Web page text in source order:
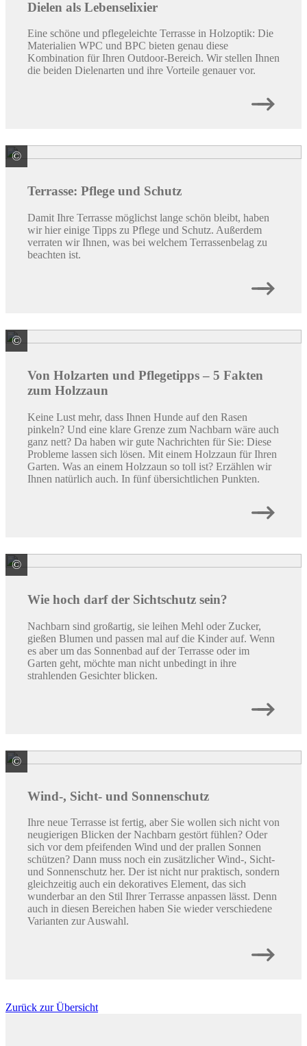
Dielen als Lebenselixier
Eine schöne und pflegeleichte Terrasse in Holzoptik: Die
Materialien WPC und BPC bieten genau diese
Kombination für Ihren Outdoor-Bereich. Wir stellen Ihnen
die beiden Dielenarten und ihre Vorteile genauer vor.
© © M.Dörr & M.Frommherz / stock.adobe.com
Terrasse: Pflege und Schutz
Damit Ihre Terrasse möglichst lange schön bleibt, haben
wir hier einige Tipps zu Pflege und Schutz. Außerdem
verraten wir Ihnen, was bei welchem Terrassenbelag zu
beachten ist.
© Mercer Torgau GmbH & Co. KG
Von Holzarten und Pflegetipps – 5 Fakten
zum Holzzaun
Keine Lust mehr, dass Ihnen Hunde auf den Rasen
pinkeln? Und eine klare Grenze zum Nachbarn wäre auch
ganz nett? Da haben wir gute Nachrichten für Sie: Diese
Probleme lassen sich lösen. Mit einem Holzzaun für Ihren
Garten. Was an einem Holzzaun so toll ist? Erzählen wir
Ihnen natürlich auch. In fünf übersichtlichen Punkten.
© Bernd Jorkisch GmbH & Co. KG
Wie hoch darf der Sichtschutz sein?
Nachbarn sind großartig, sie leihen Mehl oder Zucker,
gießen Blumen und passen mal auf die Kinder auf. Wenn
es aber um das Sonnenbad auf der Terrasse oder im
Garten geht, möchte man nicht unbedingt in ihre
strahlenden Gesichter blicken.
© © yurmary / stock.adobe.com
Wind-, Sicht- und Sonnenschutz
Ihre neue Terrasse ist fertig, aber Sie wollen sich nicht von
neugierigen Blicken der Nachbarn gestört fühlen? Oder
sich vor dem pfeifenden Wind und der prallen Sonnen
schützen? Dann muss noch ein zusätzlicher Wind-, Sicht-
und Sonnenschutz her. Der ist nicht nur praktisch, sondern
gleichzeitig auch ein dekoratives Element, das sich
wunderbar an den Stil Ihrer Terrasse anpassen lässt. Denn
auch in diesen Bereichen haben Sie wieder verschiedene
Varianten zur Auswahl.
Zurück zur Übersicht